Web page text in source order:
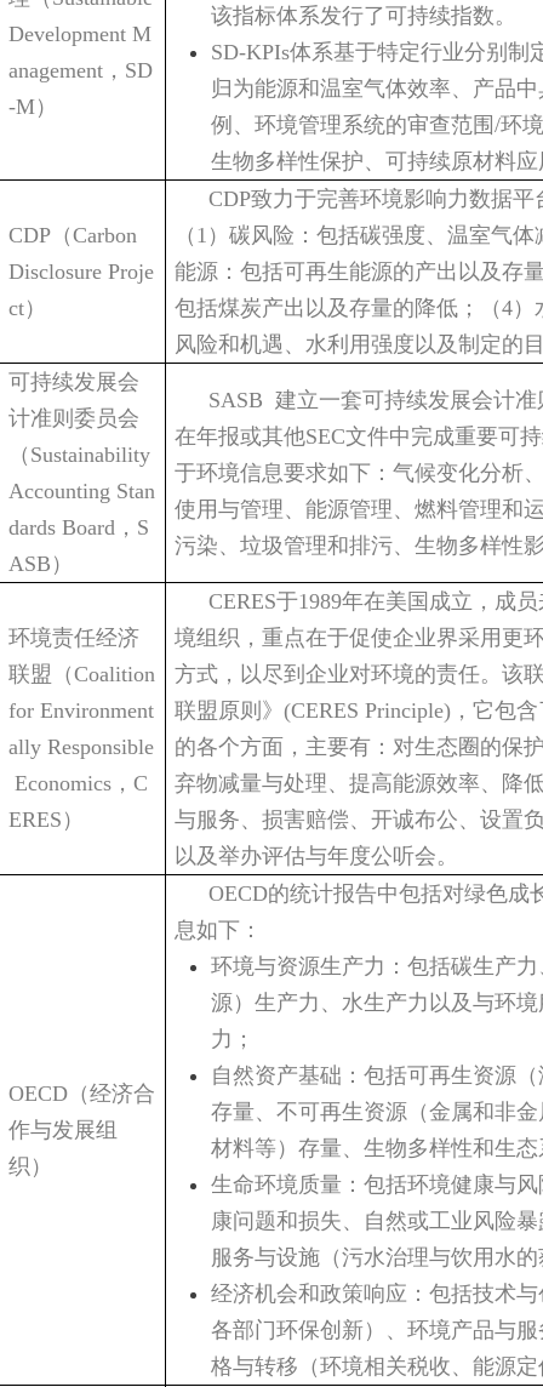
Development M
anagement ， SD
-M）
该指标体系发行了可持续指数。
SD-KPIs体系基于特定行业分别制
归为能源和温室气体效率、产品
例、环境管理系统的审查范围 /环
生物多样性保护、可持续原材料
CDP （Carbon
Disclosure Proje
ct）
CDP致力于完善环境影响力数据
（ 1 ）碳风险：包括碳强度、温室气
能源：包括可再生能源的产出以及存
包括煤炭产出以及存量的降低；（4）
风险和机遇、水利用强度以及制定的
可持续发展会
计准则委员会
（ Sustainability
Accounting Stan
dards Board ， S
ASB ）
SASB 建立一套可持续发展会计
在年报或其他SEC文件中完成重要可
于环境信息要求如下：气候变化分析
使用与管理、能源管理、燃料管理和
污染、垃圾管理和排污、生物多样性
环境责任经济
联盟（Coalition
for Environment
ally Responsible
Economics ， C
ERES ）
CERES于1989年在美国成立，成
境组织，重点在于促使企业界采用更
方式，以尽到企业对环境的责任。该
联盟原则》 (CERES Principle) ，它包
的各个方面，主要有：对生态圈的保
弃物减量与处理、提高能源效率、降
与服务、损害赔偿、开诚布公、设置
以及举办评估与年度公听会。
OECD （经济合
作与发展组
织）
OECD的统计报告中包括对绿色成
息如下：
环境与资源生产力：包括碳生产
源）生产力、水生产力以及与环
力；
自然资产基础：包括可再生资源
存量、不可再生资源（金属和非
材料等）存量、生物多样性和生
生命环境质量：包括环境健康与
康问题和损失、自然或工业风险
服务与设施（污水治理与饮用水
经济机会和政策响应：包括技术
各部门环保创新）、环境产品与
格与转移（环境相关税收、能源